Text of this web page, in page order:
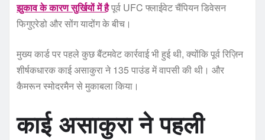
झुकाव के कारण सुर्खियों में हैपूर्व UFC फ्लाईवेट चैंपियन डिवेसन
फिगुएरेडो और सोंग यादोंग के बीच।
मुख्य कार्ड पर पहले कुछ बैंटमवेट कार्रवाई भी हुई थी, क्योंकि पूर्व रिज़िन
शीर्षकधारक काई असाकुरा ने 135 पाउंड में वापसी की थी। और
कैमरून स्मोदरमैन से मुकाबला किया।
काई असाकुरा ने पहली